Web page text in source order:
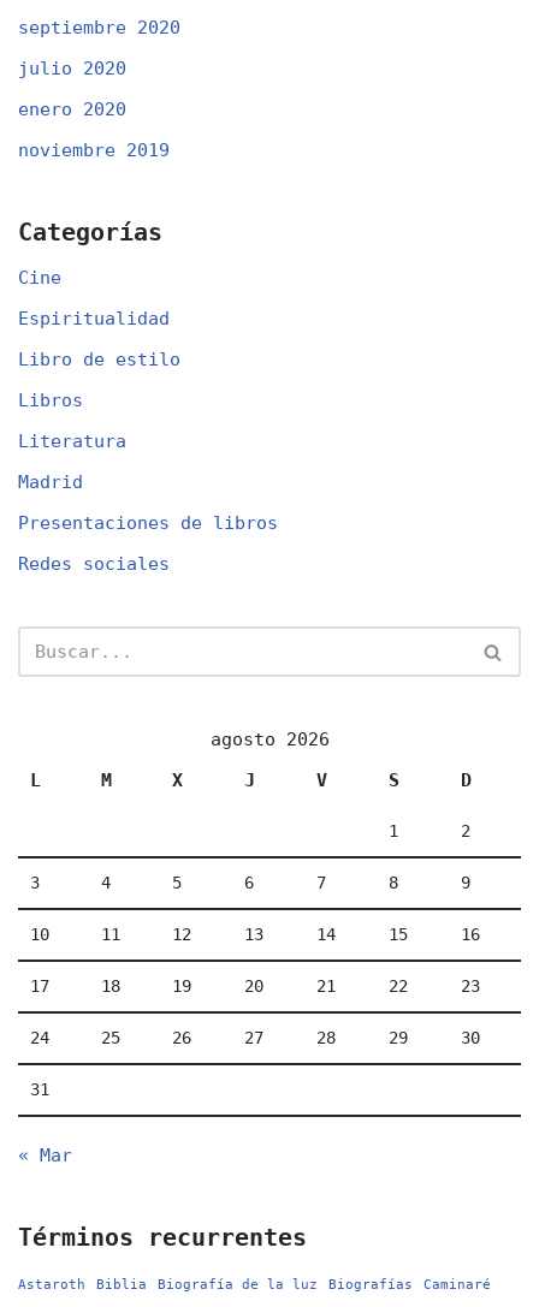
septiembre 2020
julio 2020
enero 2020
noviembre 2019
Categorías
Cine
Espiritualidad
Libro de estilo
Libros
Literatura
Madrid
Presentaciones de libros
Redes sociales
agosto 2026
L
M X J V S D
1 2
3 4 5 6 7 8 9
10 11 12 13 14 15 16
17 18 19 20 21 22 23
24 25 26 27 28 29 30
31
« Mar
Términos recurrentes
Astaroth Biblia Biografía de la luz Biografías
Caminaré